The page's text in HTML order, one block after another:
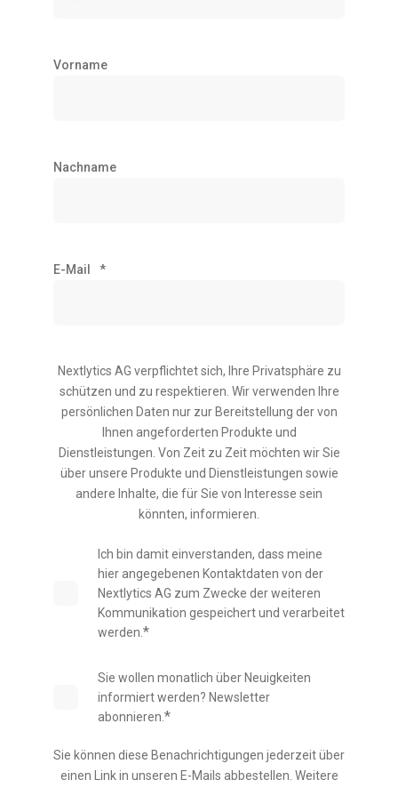
Vorname
Nachname
E-Mail *
Nextlytics AG verpflichtet sich, Ihre Privatsphäre zu
schützen und zu respektieren. Wir verwenden Ihre
persönlichen Daten nur zur Bereitstellung der von
Ihnen angeforderten Produkte und
Dienstleistungen. Von Zeit zu Zeit möchten wir Sie
über unsere Produkte und Dienstleistungen sowie
andere Inhalte, die für Sie von Interesse sein
könnten, informieren.
Ich bin damit einverstanden, dass meine
hier angegebenen Kontaktdaten von der
Nextlytics AG zum Zwecke der weiteren
Kommunikation gespeichert und verarbeitet
werden. *
Sie wollen monatlich über Neuigkeiten
informiert werden? Newsletter
abonnieren. *
Sie können diese Benachrichtigungen jederzeit über
einen Link in unseren E-Mails abbestellen. Weitere